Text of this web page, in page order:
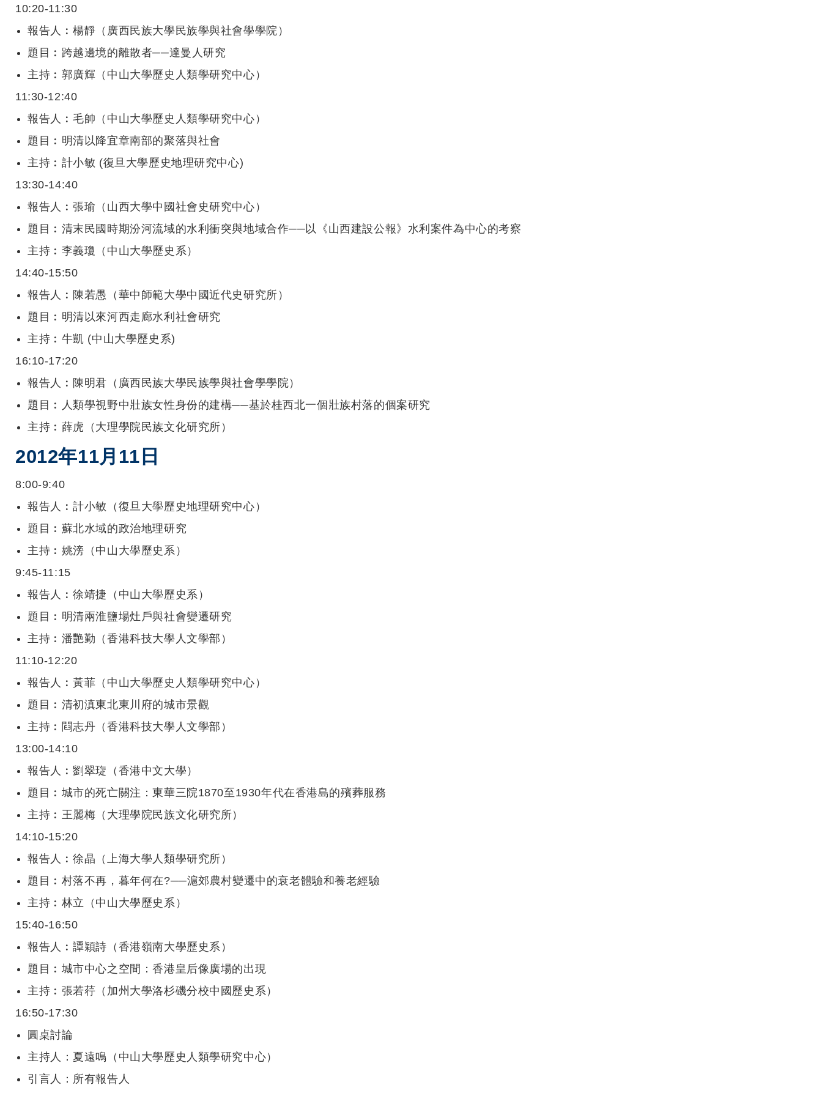
10:20-11:30
報告人︰楊靜（廣西民族大學民族學與社會學學院）
題目︰跨越邊境的離散者──達曼人研究
主持︰郭廣輝（中山大學歷史人類學研究中心）
11:30-12:40
報告人︰毛帥（中山大學歷史人類學研究中心）
題目︰明清以降宜章南部的聚落與社會
主持︰計小敏 (復旦大學歷史地理研究中心)
13:30-14:40
報告人︰張瑜（山西大學中國社會史研究中心）
題目︰清末民國時期汾河流域的水利衝突與地域合作──以《山西建設公報》水利案件為中心的考察
主持︰李義瓊（中山大學歷史系）
14:40-15:50
報告人︰陳若愚（華中師範大學中國近代史研究所）
題目︰明清以來河西走廊水利社會研究
主持︰牛凱 (中山大學歷史系)
16:10-17:20
報告人︰陳明君（廣西民族大學民族學與社會學學院）
題目︰人類學視野中壯族女性身份的建構──基於桂西北一個壯族村落的個案研究
主持︰薛虎（大理學院民族文化研究所）
2012年11月 11 日
8:00-9:40
報告人︰計小敏（復旦大學歷史地理研究中心）
題目︰蘇北水域的政治地理研究
主持︰姚滂（中山大學歷史系）
9:45-11:15
報告人︰徐靖捷（中山大學歷史系）
題目︰明清兩淮鹽場灶戶與社會變遷研究
主持︰潘艷勤（香港科技大學人文學部）
11:10-12:20
報告人︰黃菲（中山大學歷史人類學研究中心）
題目︰清初滇東北東川府的城市景觀
主持︰閰志丹（香港科技大學人文學部）
13:00-14:10
報告人︰劉翠琁（香港中文大學）
題目︰城市的死亡關注：東華三院1870至1930年代在香港島的殯葬服務
主持︰王麗梅（大理學院民族文化研究所）
14:10-15:20
報告人︰徐晶（上海大學人類學研究所）
題目︰村落不再，暮年何在?──滬郊農村變遷中的衰老體驗和養老經驗
主持︰林立（中山大學歷史系）
15:40-16:50
報告人︰譚穎詩（香港嶺南大學歷史系）
題目︰城市中心之空間：香港皇后像廣場的出現
主持︰張若荇（加州大學洛杉磯分校中國歷史系）
16:50-17:30
圓桌討論
主持人：夏遠鳴（中山大學歷史人類學研究中心）
引言人：所有報告人